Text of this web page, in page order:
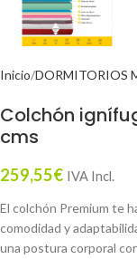
Inicio DORMITORIOS
Colchón
cms
259,55€ IVA Incl.
El colchón Premium te
comodidad y
una postura corporal